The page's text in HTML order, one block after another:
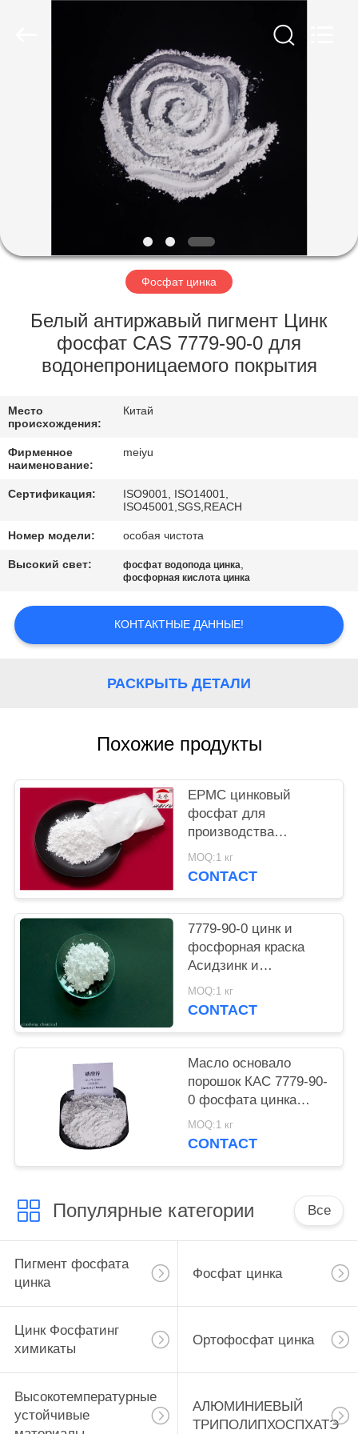
ПРОДУКТЫ
ВИДЕОЗАПИСИ
О
НАС
ЭКСКУРСИЯ
ЗАВОДУ
КОНТРОЛЬ
КАЧЕСТВА
СВЯЖИТЕСЬ
НАМИ
ЦИТАТУ
PRIVACY
POLICY
Фосфат цинка
Белый антиржавый пигмент Цинк
фосфат CAS 7779-90-0 для
водонепроницаемого покрытия
Место
происхождения:
Китай
Фирменное
наименование:
meiyu
Сертификация:
ISO9001, ISO14001,
ISO45001,SGS,REACH
Номер модели: особая чистота
Высокий свет: фосфат водопода цинка,
фосфорная кислота цинка
КОНТАКТНЫЕ ДАННЫЕ!
РАСКРЫТЬ ДЕТАЛИ
Похожие продукты
EPMC цинковый
фосфат для
производства
водяной краски с
низким содержанием
краской
MOQ:1 кг
CONTACT
7779-90-0 цинк и
фосфорная краска
Асидзинк и
фосфорной кислоты
анти- въедливая для
MOQ:1 кг
CONTACT
Масло основало
порошок КАС 7779-90-
0 фосфата цинка
краски для корабля и
стальные структуры
MOQ:1 кг
CONTACT
Популярные категории Все
Пигмент фосфата
цинка
Фосфат цинка
Цинк Фосфатинг
химикаты
Ортофосфат цинка
Высокотемпературные
устойчивые
АЛЮМИНИЕВЫЙ
ТРИПОЛИПХОСПХАТЭ